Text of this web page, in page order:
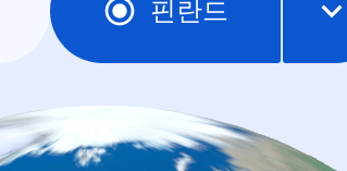
핀란드